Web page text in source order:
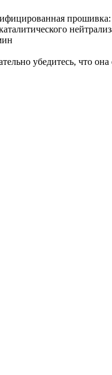
прошивка:
убедитесь, что